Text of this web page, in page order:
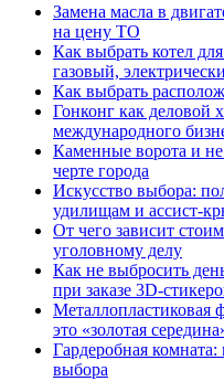
Замена масла в
на цену ТО
Как выбрать котел
газовый,
Как выбрать
Гонконг как деловой
международного
Каменные ворота и
черте города
Искусство выбора:
удилищам и ассист-
От чего зависит
уголовному делу
Как не выбросить
при заказе 3D-
Металлопластиковая
это «золотая
Гардеробная
выбора